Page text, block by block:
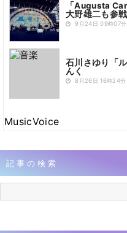
「Augusta
大野雄二も参戦
9月24日 09時07分
石川さゆり「
んく
8月26日 16時24分
MusicVoice
記事の検索